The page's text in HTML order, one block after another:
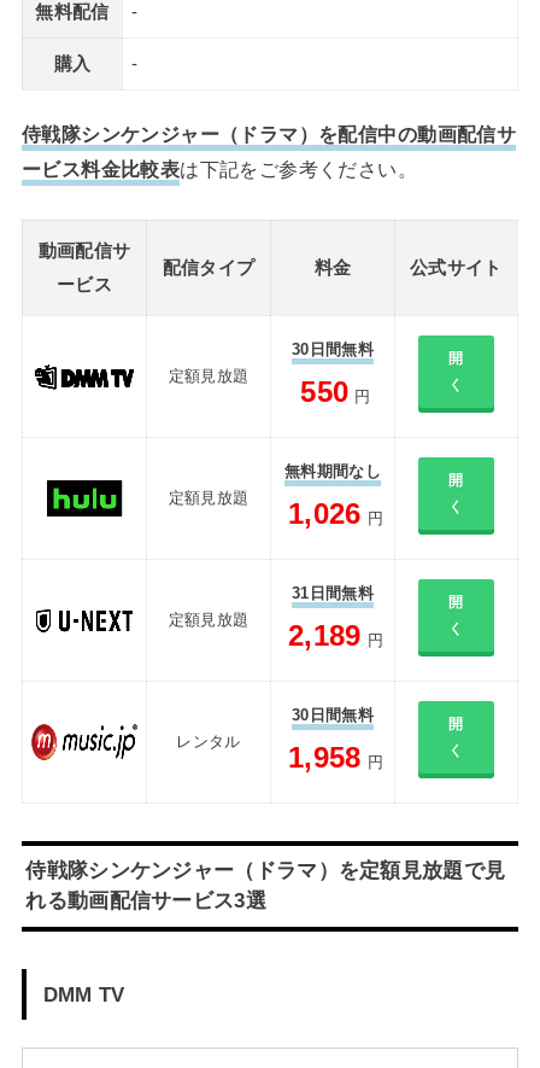
無料配信 -
購入 -
侍戦隊シンケンジャー（ドラマ）を配信中の動画配信サ
ービス料金比較表は下記をご参考ください。
動画配信サ
ービス
配信タイプ 料金 公式サイト
定額見放題
30日間無料
550 円
開
く
定額見放題
無料期間なし
1,026 円
開
く
定額見放題
31日間無料
2,189 円
開
く
レンタル
30日間無料
1,958 円
開
く
侍戦隊シンケンジャー（ドラマ）を定額見放題で見
れる動画配信サービス3選
DMM TV